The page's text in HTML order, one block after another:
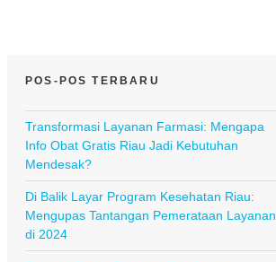
POS-POS TERBARU
Transformasi Layanan Farmasi: Mengapa
Info Obat Gratis Riau Jadi Kebutuhan
Mendesak?
Di Balik Layar Program Kesehatan Riau:
Mengupas Tantangan Pemerataan Layanan
di 2024